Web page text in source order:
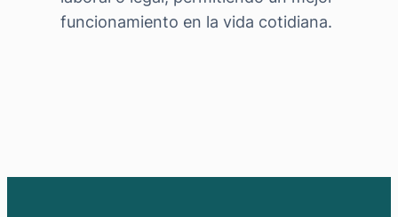
funcionamiento en la vida cotidiana.